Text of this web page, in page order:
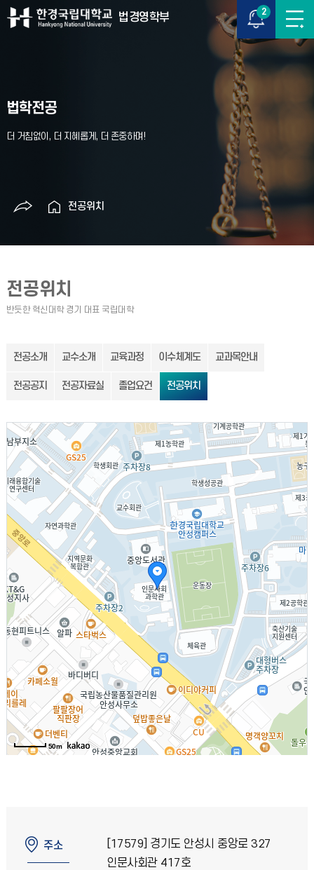
법경영학부 2
법학전공
전공위치
전공위치
전공소개 교수소개 교육과정 이수체계도 교과목안내
전공공지 전공자료실 졸업요건 전공위치
50m
주소
[17579] 경기도 안성시 중앙로 327
인문사회관 417호